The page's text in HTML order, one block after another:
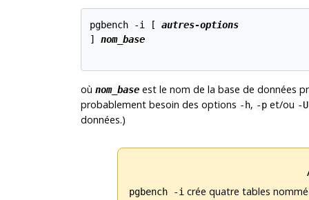
pgbench -i [
autres-options
] nom_base
où nom_baseest le nom de la base de données
probablement besoin des options -h, -pet/ou -U
données.)
pgbench -i crée quatre tables